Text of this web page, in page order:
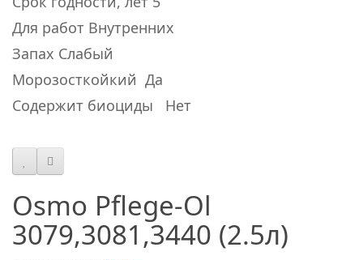
Для работ Внутренних
Запах Слабый
Морозосткойкий Да
Содержит биоциды
Нет
Osmo Pflege-Ol
3079,3081,3440 (2.5л)